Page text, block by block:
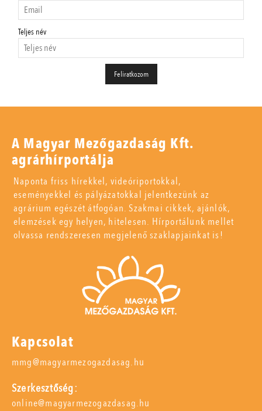
Teljes név
A Magyar Mezőgazdaság Kft.
agrárhírportálja
Naponta friss hírekkel, videóriportokkal,
eseményekkel és pályázatokkal jelentkezünk az
agrárium egészét átfogóan. Szakmai cikkek, ajánlók,
elemzések egy helyen, hitelesen. Hírportálunk mellet
olvassa rendszeresen megjelenő szaklapjainkat is!
Kapcsolat
mmg@magyarmezogazdasag.hu
Szerkesztőség:
online@magyarmezogazdasag.hu